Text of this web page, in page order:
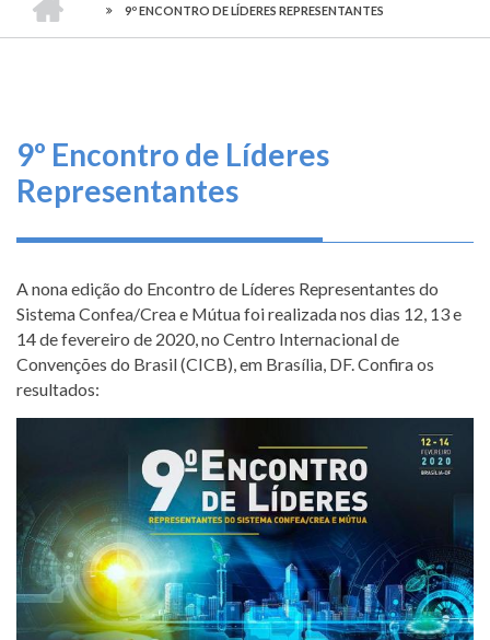
O
que
se
Conosco
Transparência
e
Prestação
TRILHA
DE
-
CONSELHO
FEDERAL
9º ENCONTRO DE LÍDERES REPRESENTANTES
9º Encontro de Líderes
Representantes
A nona edição do Encontro de Líderes Representantes do
Sistema Confea/Crea e Mútua foi realizada nos dias 12, 13 e
14 de fevereiro de 2020, no Centro Internacional de
Convenções do Brasil (CICB), em Brasília, DF. Confira os
resultados: